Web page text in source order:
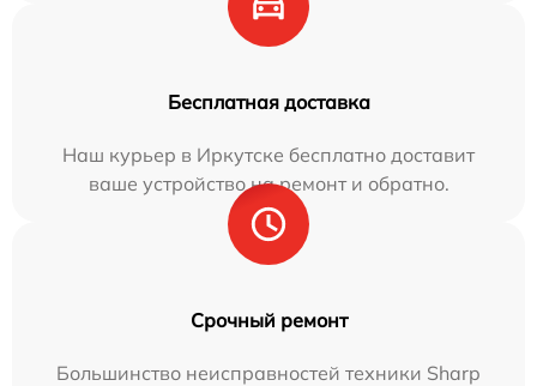
Бесплатная доставка
Наш курьер в Иркутске бесплатно доставит
ваше устройство на ремонт и обратно.
Срочный ремонт
Большинство неисправностей техники Sharp